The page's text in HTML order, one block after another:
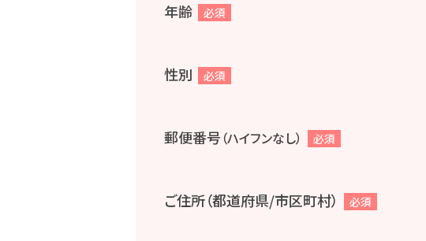
年齢 必須
性別 必須
郵便番号 （ハイフンなし） 必須
ご住所（都道府県/市区町村） 必須